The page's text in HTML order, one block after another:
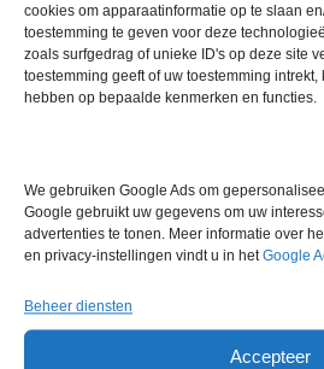
cookies om apparaatinformatie op te slaan
toestemming te geven voor deze
zoals surfgedrag of unieke ID's op deze site
toestemming geeft of uw toestemming
hebben op bepaalde kenmerken en functies.
We gebruiken Google Ads om
Google gebruikt uw gegevens om uw
advertenties te tonen. Meer informatie over
en privacy-instellingen vindt u in hetGoogle
Beheer diensten
Accepteer
Extra informatie
Conditie Gebruikt
Garantie 1 maand